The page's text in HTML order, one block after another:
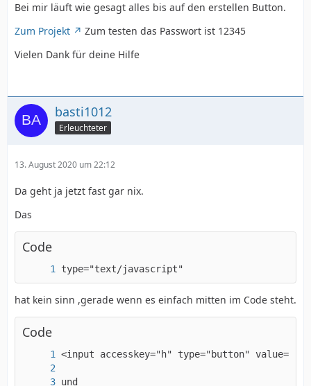
Bei mir läuft wie gesagt alles bis auf den erstellen Button.
Zum Projekt
Zum testen das Passwort ist 12345
Vielen Dank für deine Hilfe
basti1012
Erleuchteter
13. August 2020 um 22:12
Da geht ja jetzt fast gar nix.
Das
Code
type="text/javascript"
hat kein sinn ,gerade wenn es einfach mitten im Code steht.
Code